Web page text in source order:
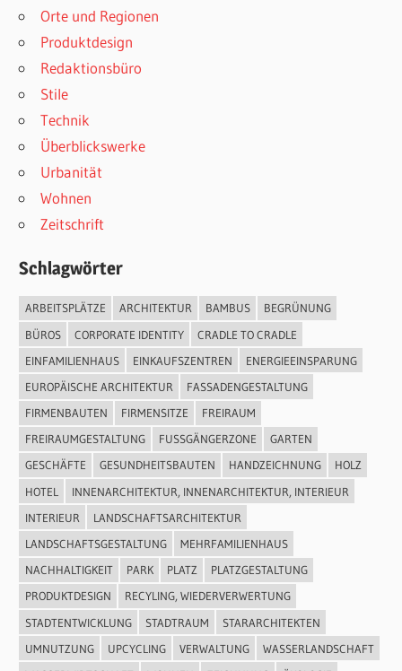
Orte und Regionen
Produktdesign
Redaktionsbüro
Stile
Technik
Überblickswerke
Urbanität
Wohnen
Zeitschrift
Schlagwörter
ARBEITSPLÄTZE ARCHITEKTUR BAMBUS
BEGRÜNUNG
BÜROS
CORPORATE IDENTITY
CRADLE TO CRADLE
EINFAMILIENHAUS
EINKAUFSZENTREN
ENERGIEEINSPARUNG
EUROPÄISCHE ARCHITEKTUR
FASSADENGESTALTUNG
FIRMENBAUTEN
FIRMENSITZE
FREIRAUM
FREIRAUMGESTALTUNG
FUSSGÄNGERZONE
GARTEN
GESCHÄFTE
GESUNDHEITSBAUTEN HANDZEICHNUNG
HOLZ
HOTEL
INNENARCHITEKTUR, INNENARCHITEKTUR, INTERIEUR
INTERIEUR
LANDSCHAFTSARCHITEKTUR
LANDSCHAFTSGESTALTUNG
MEHRFAMILIENHAUS
NACHHALTIGKEIT
PARK PLATZ
PLATZGESTALTUNG
PRODUKTDESIGN
RECYLING, WIEDERVERWERTUNG
STADTENTWICKLUNG
STADTRAUM
STARARCHITEKTEN
UMNUTZUNG
UPCYCLING VERWALTUNG
WASSERLANDSCHAFT